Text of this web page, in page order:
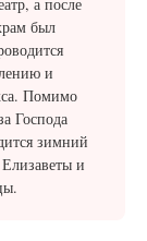
а после
был
и
Помимо
Господа
зимний
и